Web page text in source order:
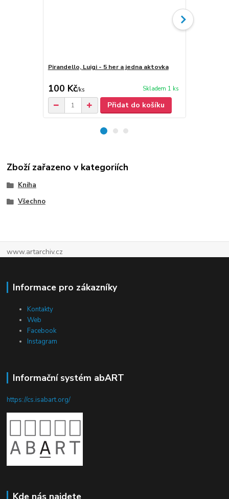
Pirandello, Luigi - 5 her a jedna aktovka
100 Kč/ks Skladem 1 ks
Přidat do košíku
Zboží zařazeno v kategoriích
Kniha
Všechno
www.artarchiv.cz
Informace pro zákazníky
Kontakty
Web
Facebook
Instagram
Informační systém abART
https://cs.isabart.org/
Kde nás najdete